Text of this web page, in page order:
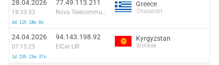
28.04.2026
18:33:33
4d 11h 18m 8s
77.49.113.211
Nova Telecommunications & Media Single Member S.A
Greece
Chalandri
24.04.2026
07:15:25
1d 23h 23m 37s
94.143.198.92
ElCat LIR
Kyrgyzstan
Bishkek